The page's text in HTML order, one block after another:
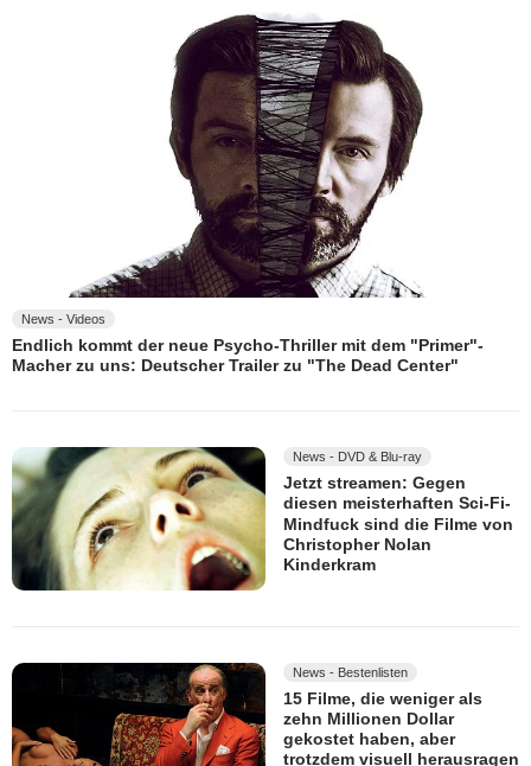
News - Videos
Endlich kommt der neue Psycho-Thriller mit dem "Primer"-
Macher zu uns: Deutscher Trailer zu "The Dead Center"
News - DVD & Blu-ray
Jetzt streamen: Gegen
diesen meisterhaften Sci-Fi-
Mindfuck sind die Filme von
Christopher Nolan
Kinderkram
News - Bestenlisten
15 Filme, die weniger als
zehn Millionen Dollar
gekostet haben, aber
trotzdem visuell herausragen